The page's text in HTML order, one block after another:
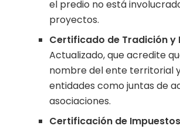
el predio no está
proyectos.
Certificado de Tradición y
Actualizado, que acredite
nombre del ente territorial
entidades como juntas de
asociaciones.
Certificación de